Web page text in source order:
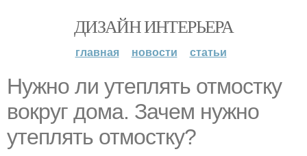
ДИЗАЙН ИНТЕРЬЕРА
главная новости статьи
Нужно ли утеплять отмостку
вокруг дома. Зачем нужно
утеплять отмостку?